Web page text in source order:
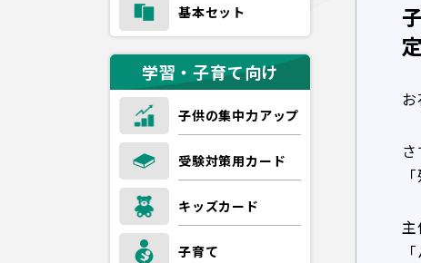
基本セット
学習・子育て向け
子供の集中力アップ
受験対策用カード
キッズカード
子育て